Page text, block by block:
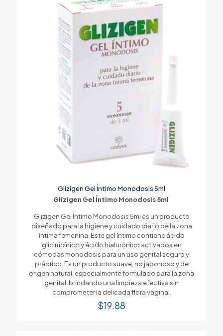
Glizigen Gel Íntimo Monodosis 5ml
Glizigen Gel Íntimo Monodosis 5ml
Glizigen Gel Íntimo Monodosis 5ml es un producto
diseñado para la higiene y cuidado diario de la zona
íntima femenina. Este gel íntimo contiene ácido
glicirricínico y ácido hialurónico activados en
cómodas monodosis para un uso genital seguro y
práctico. Es un producto suave, no jabonoso y de
origen natural, especialmente formulado para la zona
genital, brindando una limpieza efectiva sin
comprometer la delicada flora vaginal.
$19.88